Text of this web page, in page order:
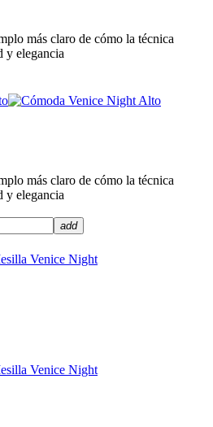
más claro de cómo la técnica
y elegancia
más claro de cómo la técnica
y elegancia
add